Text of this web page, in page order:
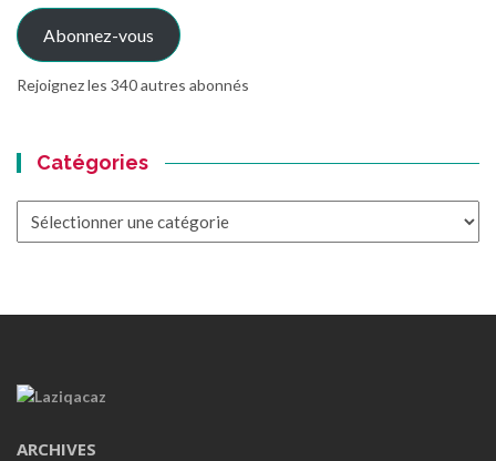
mail
Abonnez-vous
Rejoignez les 340 autres abonnés
Catégories
ARCHIVES